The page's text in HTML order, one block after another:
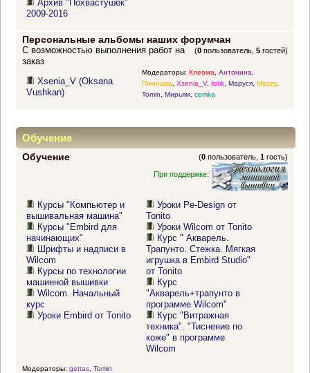
Архив "Похвастушек"
2009-2016
Персональные альбомы наших форумчан
(0 пользователь,5 гостей)
С возможностью выполнения работ на
заказ
Xsenia_V (Oksana
Vushkan)
Модераторы: Клеома, Антонина,
Пимошка, Xsenia_V, listik, Маруся, Mazzy,
Tomin, Мирьям, cemka
Обучение
Обучение (0 пользователь,1 гость)
При поддержке:
Курсы "Компьютер и
вышивальная машина"
Курсы "Embird для
начинающих"
Шрифты и надписи в
Wilcom
Курсы по технологии
машинной вышивки
Wilcom. Начальный
курс
Уроки Embird от Tonito
Уроки Pe-Design от
Tonito
Уроки Wilcom от Tonito
Курс " Акварель.
Трапунто. Стежка. Мягкая
игрушка в Embird Studio"
от Tonito
Курс
"Акварель+трапунто в
программе Wilcom"
Курс "Витражная
техника". "Тиснение по
коже" в программе
Wilcom
Модераторы: gettas, Tomin